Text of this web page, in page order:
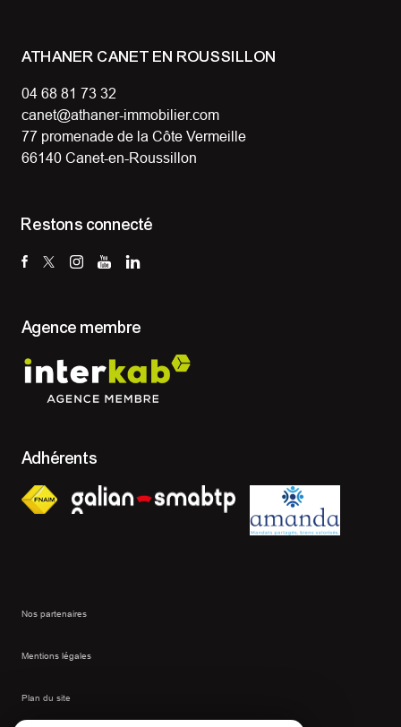
ATHANER CANET EN ROUSSILLON
04 68 81 73 32
canet@athaner-immobilier.com
77 promenade de la Côte Vermeille
66140 Canet-en-Roussillon
Restons connecté
Agence membre
Adhérents
Nos partenaires
Mentions légales
Plan du site